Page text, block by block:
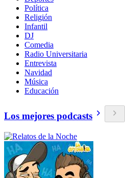
Política
Religión
Infantil
DJ
Comedia
Radio Universitaria
Entrevista
Navidad
Música
Educación
Los mejores podcasts